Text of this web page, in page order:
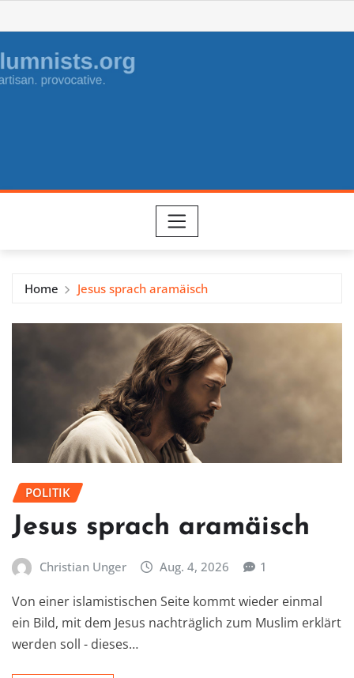
to
content
Home Jesus sprach aramäisch
POLITIK
Jesus sprach aramäisch
Christian Unger Aug. 4, 2026 1
Von einer islamistischen Seite kommt wieder einmal
ein Bild, mit dem Jesus nachträglich zum Muslim erklärt
werden soll - dieses…